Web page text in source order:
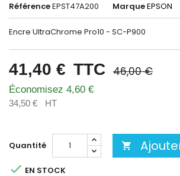
RéférenceEPST47A200 MarqueEPSON
Encre UltraChrome Pro10 - SC-P900
41,40 € TTC 46,00 €
Économisez 4,60 €
34,50 € HT
Quantité 
 EN STOCK